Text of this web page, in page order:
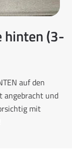
hinten (3-
auf den
angebracht und
mit